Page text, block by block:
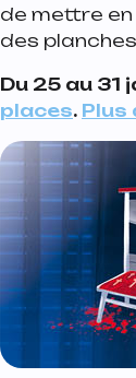
de mettre
des
Du 25 au 31
places. Plus